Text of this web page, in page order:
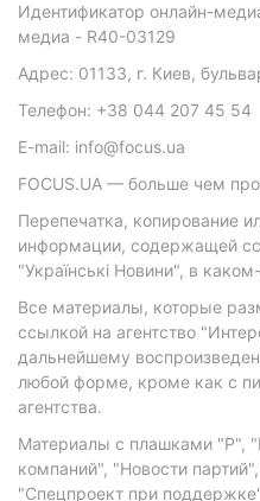
Идентификатор онлайн-
медиа - R40-03129
Адрес: 01133, г. Киев,
Телефон: +38 044 207 45 54
E-mail: info@focus.ua
FOCUS.UA — больше чем
Перепечатка, копирование
информации, содержащей
"Українські Новини", в
Все материалы, которые
ссылкой на агентство
дальнейшему
любой форме, кроме как с
агентства.
Материалы с плашками "Р",
компаний", "Новости
"Спецпроект при